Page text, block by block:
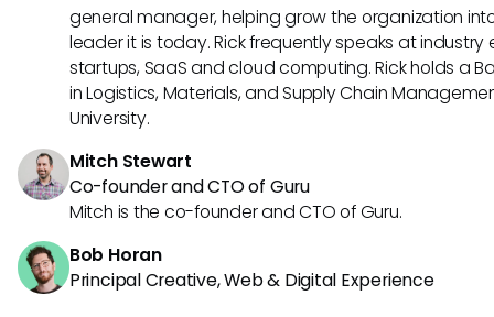
general manager, helping grow the organization
leader it is today. Rick frequently speaks at
startups, SaaS and cloud computing. Rick holds a
in Logistics, Materials, and Supply Chain
University.
Mitch Stewart
Co-founder and CTO of Guru
Mitch is the co-founder and CTO of Guru.
Bob Horan
Principal Creative, Web & Digital Experience